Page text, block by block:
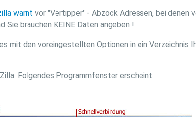
warnt vor "Vertipper" - Abzock Adressen, bei
Sie brauchen KEINE Daten angeben !
mit den voreingestellten Optionen in ein Verzeichnis
Folgendes Programmfenster erscheint: